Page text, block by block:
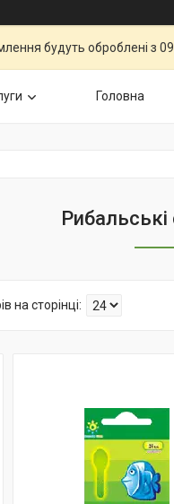
будуть оброблені з
Головна
Рибальські